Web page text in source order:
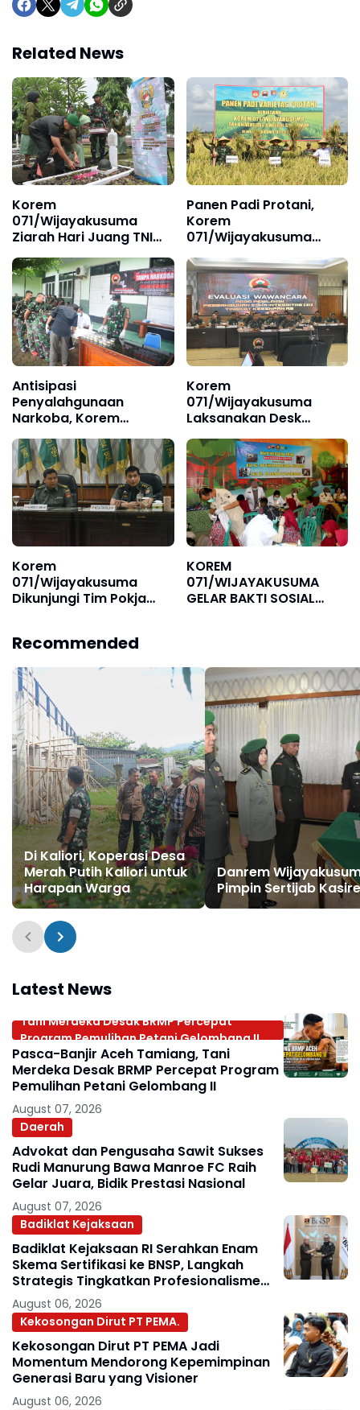
Related News
Korem
071/Wijayakusuma
Ziarah Hari Juang TNI
AD 2024
Panen Padi Protani,
Korem
071/Wijayakusuma
Sinergi Dengan Unsoed
Purwokerto Dukung
Ketahanan Pangan
Nasional
Antisipasi
Penyalahgunaan
Narkoba, Korem
071/Wijayakusuma
Sidak Anggota Tes Urine
Korem
071/Wijayakusuma
Laksanakan Desk
Evaluasi ZI Menuju WBK
Korem
071/Wijayakusuma
Dikunjungi Tim Pokja
KOREM
071/WIJAYAKUSUMA
GELAR BAKTI SOSIAL
IV/DIPONEGORO
Recommended
‎Di Kaliori, Koperasi Desa
Merah Putih Kaliori untuk
Harapan Warga
Danrem
Pimpin Sertijab
Latest News
Tani Merdeka Desak BRMP Percepat
Program Pemulihan Petani Gelombang II
Pasca-Banjir Aceh Tamiang, Tani
Merdeka Desak BRMP Percepat Program
Pemulihan Petani Gelombang II
August 07, 2026
Daerah
Advokat dan Pengusaha Sawit Sukses
Rudi Manurung Bawa Manroe FC Raih
Gelar Juara, Bidik Prestasi Nasional
August 07, 2026
Badiklat Kejaksaan
Badiklat Kejaksaan RI Serahkan Enam
Skema Sertifikasi ke BNSP, Langkah
Strategis Tingkatkan Profesionalisme
Jaksa
August 06, 2026
Kekosongan Dirut PT PEMA.
Kekosongan Dirut PT PEMA Jadi
Momentum Mendorong Kepemimpinan
Generasi Baru yang Visioner
August 06, 2026